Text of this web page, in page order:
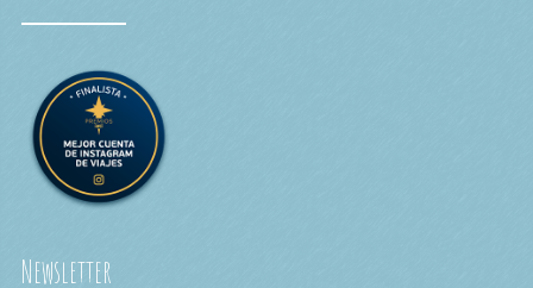
Newsletter